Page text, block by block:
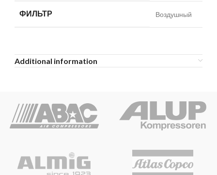
ФИЛЬТР Воздушный
Additional information